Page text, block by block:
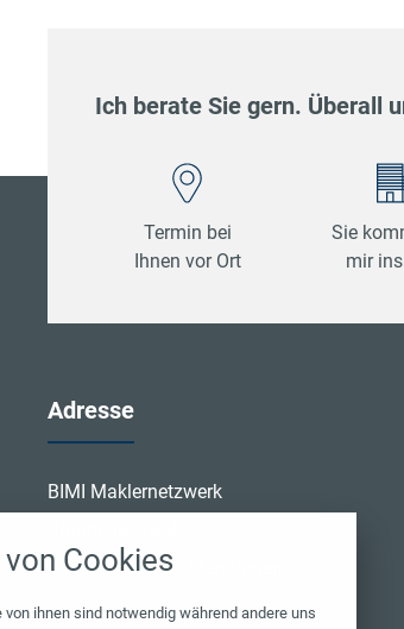
Ich berate Sie gern. Überall
Termin bei
Ihnen vor Ort
Sie
mir
Adresse
BIMI Maklernetzwerk
88605 Meßkirch Menningen
Cookies
ihnen sind notwendig während andere uns
oder zu blockieren.
Notwendig